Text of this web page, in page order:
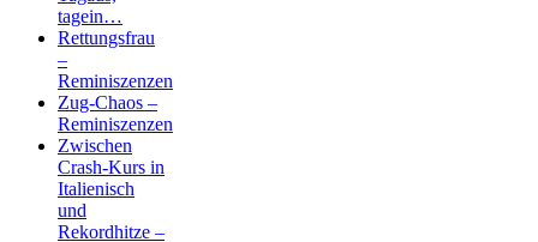
tagein…
Rettungsfrau
–
Reminiszenzen
Zug-Chaos –
Reminiszenzen
Zwischen
Crash-Kurs in
Italienisch
und
Rekordhitze –